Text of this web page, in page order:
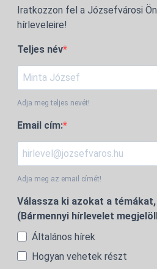
Iratkozzon fel a Józsefvárosi
hírleveleire!
Teljes név
Adja meg teljes nevét!
Email cím:
Adja meg az email címét!
Válassza ki azokat a
(Bármennyi hírlevelet
Általános hírek
Hogyan vehetek részt